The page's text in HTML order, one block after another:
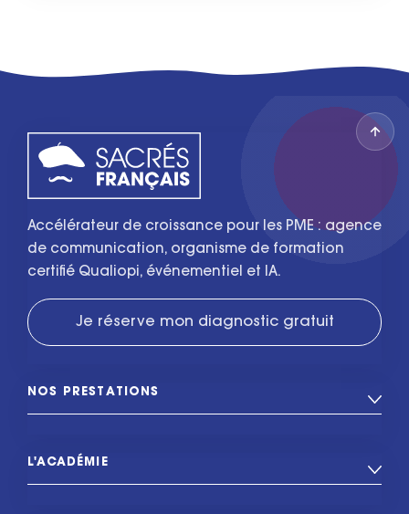
Accélérateur de croissance pour les PME : agence
de communication, organisme de formation
certifié Qualiopi, événementiel et IA.
Je réserve mon diagnostic gratuit
NOS PRESTATIONS
L'ACADÉMIE